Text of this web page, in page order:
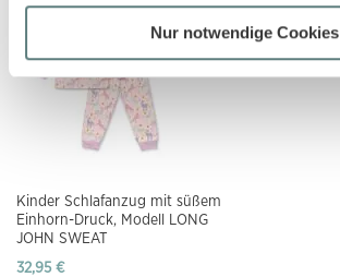
Nur notwendige Cookies
Kinder Schlafanzug mit süßem
Einhorn-Druck, Modell LONG
JOHN SWEAT
32,95 €